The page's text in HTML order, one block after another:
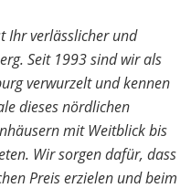
Ihr verlässlicher und
Seit 1993 sind wir als
verwurzelt und kennen
dieses nördlichen
mit Weitblick bis
Wir sorgen dafür, dass
Preis erzielen und beim